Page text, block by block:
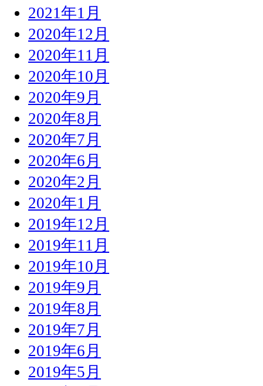
2021年1月
2020年12月
2020年11月
2020年10月
2020年9月
2020年8月
2020年7月
2020年6月
2020年2月
2020年1月
2019年12月
2019年11月
2019年10月
2019年9月
2019年8月
2019年7月
2019年6月
2019年5月